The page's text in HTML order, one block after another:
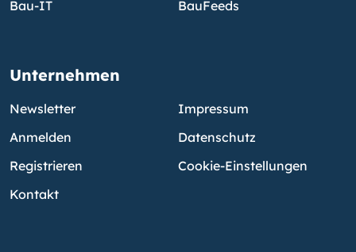
Bau-IT
BauFeeds
Unternehmen
Newsletter
Anmelden
Registrieren
Kontakt
Impressum
Datenschutz
Cookie-Einstellungen